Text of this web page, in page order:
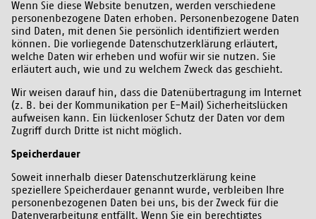
Wenn Sie diese Website benutzen, werden verschiedene
personenbezogene Daten erhoben. Personenbezogene Daten
sind Daten, mit denen Sie persönlich identifiziert werden
können. Die vorliegende Datenschutzerklärung erläutert,
welche Daten wir erheben und wofür wir sie nutzen. Sie
erläutert auch, wie und zu welchem Zweck das geschieht.
Wir weisen darauf hin, dass die Datenübertragung im Internet
(z. B. bei der Kommunikation per E-Mail) Sicherheitslücken
aufweisen kann. Ein lückenloser Schutz der Daten vor dem
Zugriff durch Dritte ist nicht möglich.
Speicherdauer
Soweit innerhalb dieser Datenschutzerklärung keine
speziellere Speicherdauer genannt wurde, verbleiben Ihre
personenbezogenen Daten bei uns, bis der Zweck für die
Datenverarbeitung entfällt. Wenn Sie ein berechtigtes